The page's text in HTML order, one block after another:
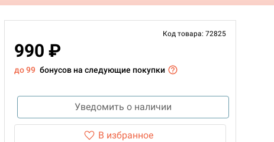
Код товара: 72825
990 ₽
до 99 бонусов на следующие покупки
Уведомить о наличии
В избранное